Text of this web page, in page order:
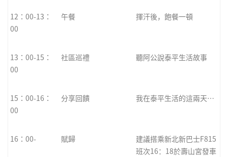
12：00-13：
00
午餐 揮汗後，飽餐一頓
13：00-15：
00
社區巡禮 聽阿公說泰平生活故事
15：00-16：
00
分享回饋 我在泰平生活的這兩天…
16：00- 賦歸
建議搭乘新北新巴士F815
班次16：18於壽山宮發車